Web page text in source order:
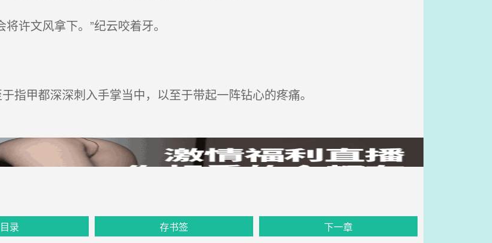
许文风拿下。”纪云咬着牙。
甲都深深刺入手掌当中，以至于带起一阵钻心的疼痛。
目录 存书签 下一章